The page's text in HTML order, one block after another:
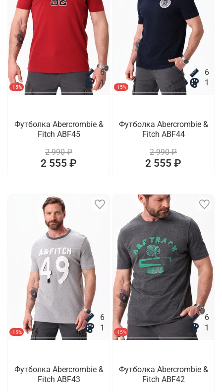
-15%
6
1
Футболка Abercrombie &
Fitch ABF45
2 990 ₽
2 555 ₽
-15%
6
1
Футболка Abercrombie &
Fitch ABF44
2 990 ₽
2 555 ₽
-15%
6
1
Футболка Abercrombie &
Fitch ABF43
-15%
6
1
Футболка Abercrombie &
Fitch ABF42